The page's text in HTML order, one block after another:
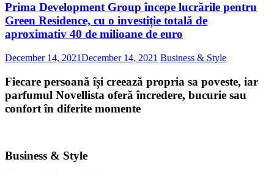
Prima Development Group începe lucrările pentru
Green Residence, cu o investiție totală de
aproximativ 40 de milioane de euro
December 14, 2021December 14, 2021 Business & Style
Fiecare persoană își creează propria sa poveste, iar
parfumul Novellista oferă încredere, bucurie sau
confort în diferite momente
Business & Style